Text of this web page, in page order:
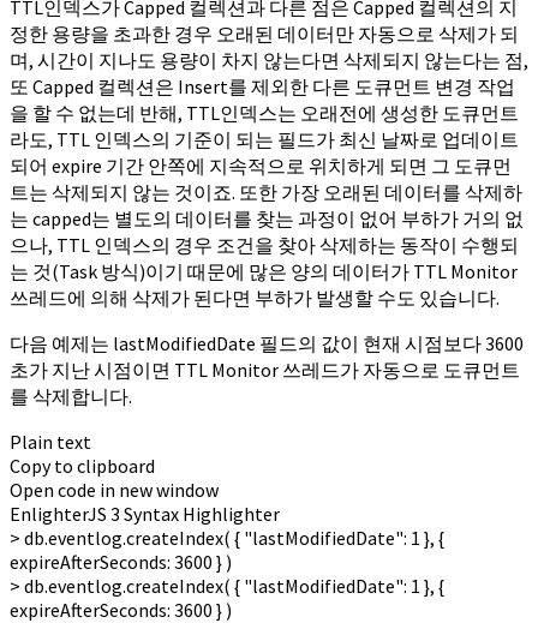
TTL인덱스가 Capped 컬렉션과 다른 점은 Capped 컬렉션의 지
정한 용량을 초과한 경우 오래된 데이터만 자동으로 삭제가 되
며, 시간이 지나도 용량이 차지 않는다면 삭제되지 않는다는 점,
또 Capped 컬렉션은 Insert를 제외한 다른 도큐먼트 변경 작업
을 할 수 없는데 반해, TTL인덱스는 오래전에 생성한 도큐먼트
라도, TTL 인덱스의 기준이 되는 필드가 최신 날짜로 업데이트
되어 expire 기간 안쪽에 지속적으로 위치하게 되면 그 도큐먼
트는 삭제되지 않는 것이죠. 또한 가장 오래된 데이터를 삭제하
는 capped는 별도의 데이터를 찾는 과정이 없어 부하가 거의 없
으나, TTL 인덱스의 경우 조건을 찾아 삭제하는 동작이 수행되
는 것(Task 방식)이기 때문에 많은 양의 데이터가 TTL Monitor
쓰레드에 의해 삭제가 된다면 부하가 발생할 수도 있습니다.
다음 예제는 lastModifiedDate 필드의 값이 현재 시점보다 3600
초가 지난 시점이면 TTL Monitor 쓰레드가 자동으로 도큐먼트
를 삭제합니다.
Plain text
Copy to clipboard
Open code in new window
EnlighterJS 3 Syntax Highlighter
> db.eventlog.createIndex( { "lastModifiedDate": 1 }, {
expireAfterSeconds: 3600 } )
> db.eventlog.createIndex( { "lastModifiedDate": 1 }, {
expireAfterSeconds: 3600 } )